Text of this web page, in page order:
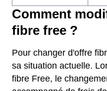
Comment
fibre free ?
Pour changer d'offre
sa situation actuelle.
fibre Free, le